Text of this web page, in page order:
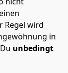
Regel wird
in
unbedingt